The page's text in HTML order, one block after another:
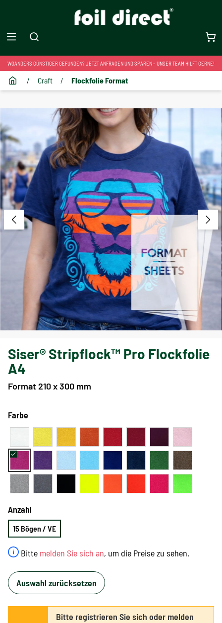
WOANDERS GÜNSTIGER GEFUNDEN? JETZT ANFRAGEN UND SPAREN – UNSER TEAM HILFT GERNE!
/ Craft / Flockfolie Format
Siser® Stripflock™ Pro Flockfolie
A4
Format 210 x 300 mm
Bitte melden Sie sich an, um die Preise zu sehen.
Farbe
Anzahl
15 Bögen / VE
Auswahl zurücksetzen
Bitte registrieren Sie sich oder melden